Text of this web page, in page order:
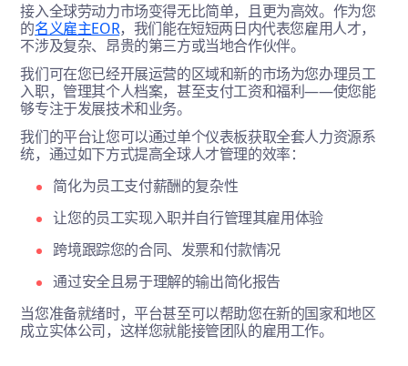
接入全球劳动力市场变得无比简单，且更为高效。作为您
的名义雇主EOR，我们能在短短两日内代表您雇用人才，
不涉及复杂、昂贵的第三方或当地合作伙伴。
我们可在您已经开展运营的区域和新的市场为您办理员工
入职，管理其个人档案，甚至支付工资和福利——使您能
够专注于发展技术和业务。
我们的平台让您可以通过单个仪表板获取全套人力资源系
统，通过如下方式提高全球人才管理的效率：
简化为员工支付薪酬的复杂性
让您的员工实现入职并自行管理其雇用体验
跨境跟踪您的合同、发票和付款情况
通过安全且易于理解的输出简化报告
当您准备就绪时，平台甚至可以帮助您在新的国家和地区
成立实体公司，这样您就能接管团队的雇用工作。